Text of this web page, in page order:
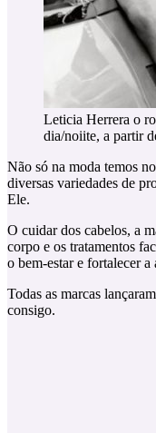
Leticia Herrera o
dia/noiite, a partir
Não só na moda temos
diversas variedades de
Ele.
O cuidar dos cabelos, a
corpo e os tratamentos
o bem-estar e fortalecer a
Todas as marcas
consigo.